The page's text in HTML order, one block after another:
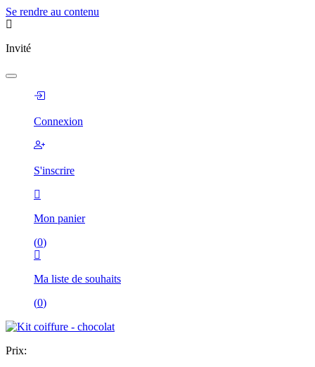
Se rendre au contenu
Invité
Connexion
S'inscrire
Mon panier
(0)
Ma liste de souhaits
(0)
Prix: